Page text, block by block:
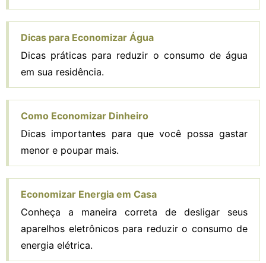
Dicas para Economizar Água
Dicas práticas para reduzir o consumo de água
em sua residência.
Como Economizar Dinheiro
Dicas importantes para que você possa gastar
menor e poupar mais.
Economizar Energia em Casa
Conheça a maneira correta de desligar seus
aparelhos eletrônicos para reduzir o consumo de
energia elétrica.